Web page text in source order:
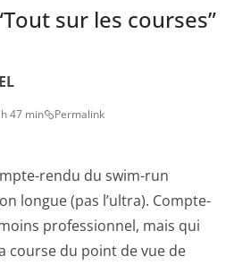
Tout sur les courses”
47 min Permalink
rendu du swim-run
longue (pas l’ultra). Compte-
professionnel, mais qui
course du point de vue de